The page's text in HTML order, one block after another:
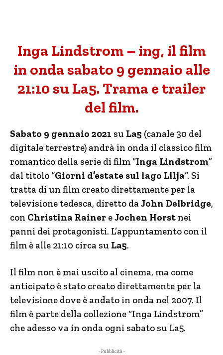
Inga Lindstrom – ing, il film
in onda sabato 9 gennaio alle
21:10 su La5. Trama e trailer
del film.
Sabato 9 gennaio 2021 su La5 (canale 30 del
digitale terrestre) andrà in onda il classico film
romantico della serie di film “Inga Lindstrom”
dal titolo “Giorni d’estate sul lago Lilja“. Si
tratta di un film creato direttamente per la
televisione tedesca, diretto daJohn Delbridge,
con Christina Rainer eJochen Horst nei
panni dei protagonisti. L’appuntamento con il
film è alle 21:10 circa su La5.
Il film non è mai uscito al cinema, ma come
anticipato è stato creato direttamente per la
televisione dove è andato in onda nel 2007. Il
film è parte della collezione “Inga Lindstrom”
che adesso va in onda ogni sabato su La5.
- Pubblicità -